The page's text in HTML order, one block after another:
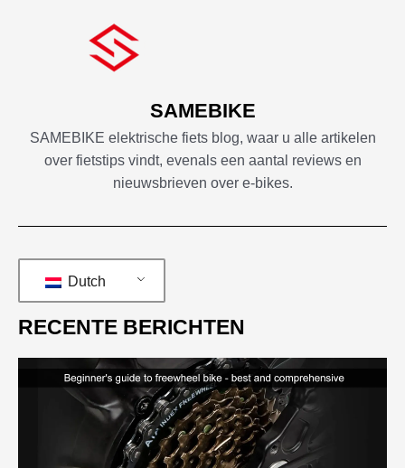
SAMEBIKE
SAMEBIKE elektrische fiets blog, waar u alle artikelen
over fietstips vindt, evenals een aantal reviews en
nieuwsbrieven over e-bikes.
Dutch
RECENTE BERICHTEN